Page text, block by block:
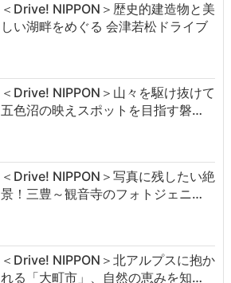
＜Drive! NIPPON＞歴史的建造物と美
しい湖畔をめぐる 会津若松ドライブ
＜Drive! NIPPON＞山々を駆け抜けて
五色沼の映えスポットを目指す磐…
＜Drive! NIPPON＞写真に残したい絶
景！三豊～観音寺のフォトジェニ…
＜Drive! NIPPON＞北アルプスに抱か
れる「大町市」、自然の恵みを知…